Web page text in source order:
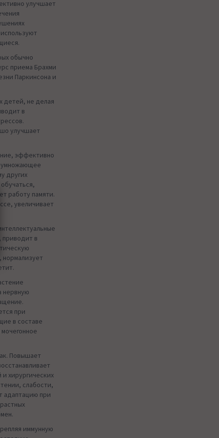
улучшает
обычно
приема Брахми
Паркинсона и
детей, не делая
в
улучшает
эффективно
других
работу памяти.
увеличивает
приводит в
нормализует
нервную
при
в составе
Повышает
хирургических
слабости,
адаптацию при
иммунную